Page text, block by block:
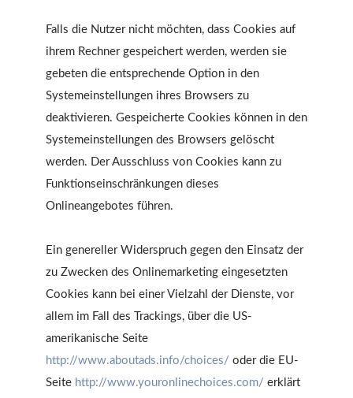
Falls die Nutzer nicht möchten, dass Cookies auf
ihrem Rechner gespeichert werden, werden sie
gebeten die entsprechende Option in den
Systemeinstellungen ihres Browsers zu
deaktivieren. Gespeicherte Cookies können in den
Systemeinstellungen des Browsers gelöscht
werden. Der Ausschluss von Cookies kann zu
Funktionseinschränkungen dieses
Onlineangebotes führen.
Ein genereller Widerspruch gegen den Einsatz der
zu Zwecken des Onlinemarketing eingesetzten
Cookies kann bei einer Vielzahl der Dienste, vor
allem im Fall des Trackings, über die US-
amerikanische Seite
http://www.aboutads.info/choices/ oder die EU-
Seite http://www.youronlinechoices.com/ erklärt